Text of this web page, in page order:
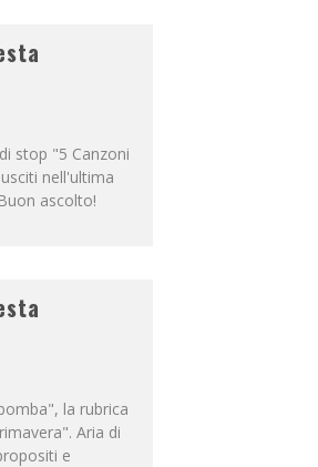
stop "5 Canzoni
nell'ultima
ascolto!
la rubrica
Aria di
e